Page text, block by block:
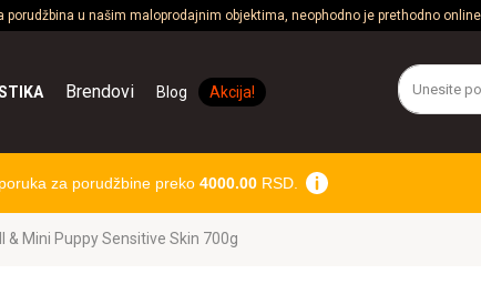
u našim maloprodajnim objektima, neophodno je prethodno
Brendovi Blog Akcija!
za porudžbine preko 4000.00RSD.
& Mini Puppy Sensitive Skin 700g